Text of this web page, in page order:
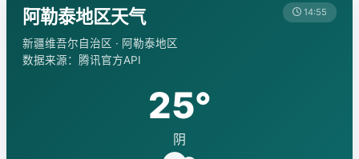
阿勒泰地区天气
新疆维吾尔自治区 · 阿勒泰地区
数据来源：腾讯官方API
14:55
25°
阴